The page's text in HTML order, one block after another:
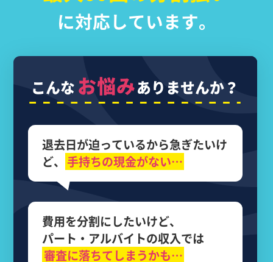
に対応しています。
こんなお悩みありませんか？
退去日が迫っているから急ぎたいけ
ど、 手持ちの現金がない…
費用を分割にしたいけど、
パート・アルバイトの収入では
審査に落ちてしまうかも…